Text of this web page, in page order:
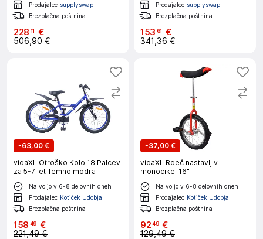
Prodajalec supplyswap
Brezplačna poštnina
228 11 €
506,90 €
Prodajalec supplyswap
Brezplačna poštnina
153 61 €
341,36 €
-63,00 €
vidaXL Otroško Kolo 18 Palcev
za 5-7 let Temno modra
Na voljo v 6-8 delovnih dneh
Prodajalec Kotiček Udobja
Brezplačna poštnina
158 49 €
221,49 €
-37,00 €
vidaXL Rdeč nastavljiv
monocikel 16"
Na voljo v 6-8 delovnih dneh
Prodajalec Kotiček Udobja
Brezplačna poštnina
9249 €
129,49 €